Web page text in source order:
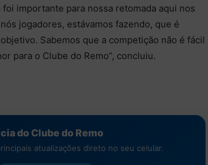
importante para nossa retomada aqui nos
jogadores, estávamos fazendo, que é
Sabemos que a competição não é fácil
para o Clube do Remo”, concluiu.
do Clube do Remo
atualizações direto no seu celular.